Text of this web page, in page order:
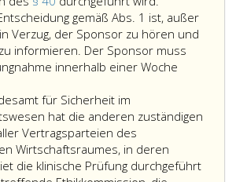
das
Bundesamt
für
Sicherheit
objektive
zu
der
gemäß Abs. 1 ist, außer
Verzug, der Sponsor zu hören und
informieren. Der Sponsor muss
innerhalb einer Woche
für Sicherheit im
hat die anderen zuständigen
Vertragsparteien des
Wirtschaftsraumes, in deren
die klinische Prüfung durchgeführt